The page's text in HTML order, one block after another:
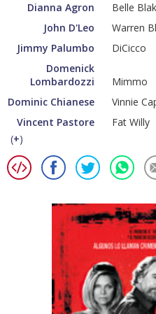
Dianna Agron
Belle
John D'Leo
Warren
Jimmy Palumbo
DiCicco
Domenick
Lombardozzi
Mimmo
Dominic Chianese
Vinnie
Vincent Pastore
Fat Willy
(+)